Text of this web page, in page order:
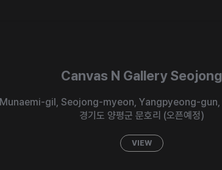
Canvas N Gallery Seojong
Munaemi-gil, Seojong-myeon, Yangpyeong-gun,
경기도 양평군 문호리 (오픈예정)
VIEW